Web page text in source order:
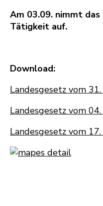
Am 03.09. nimmt
Tätigkeit auf.
Download:
Landesgesetz vom
Landesgesetz vom
Landesgesetz vom